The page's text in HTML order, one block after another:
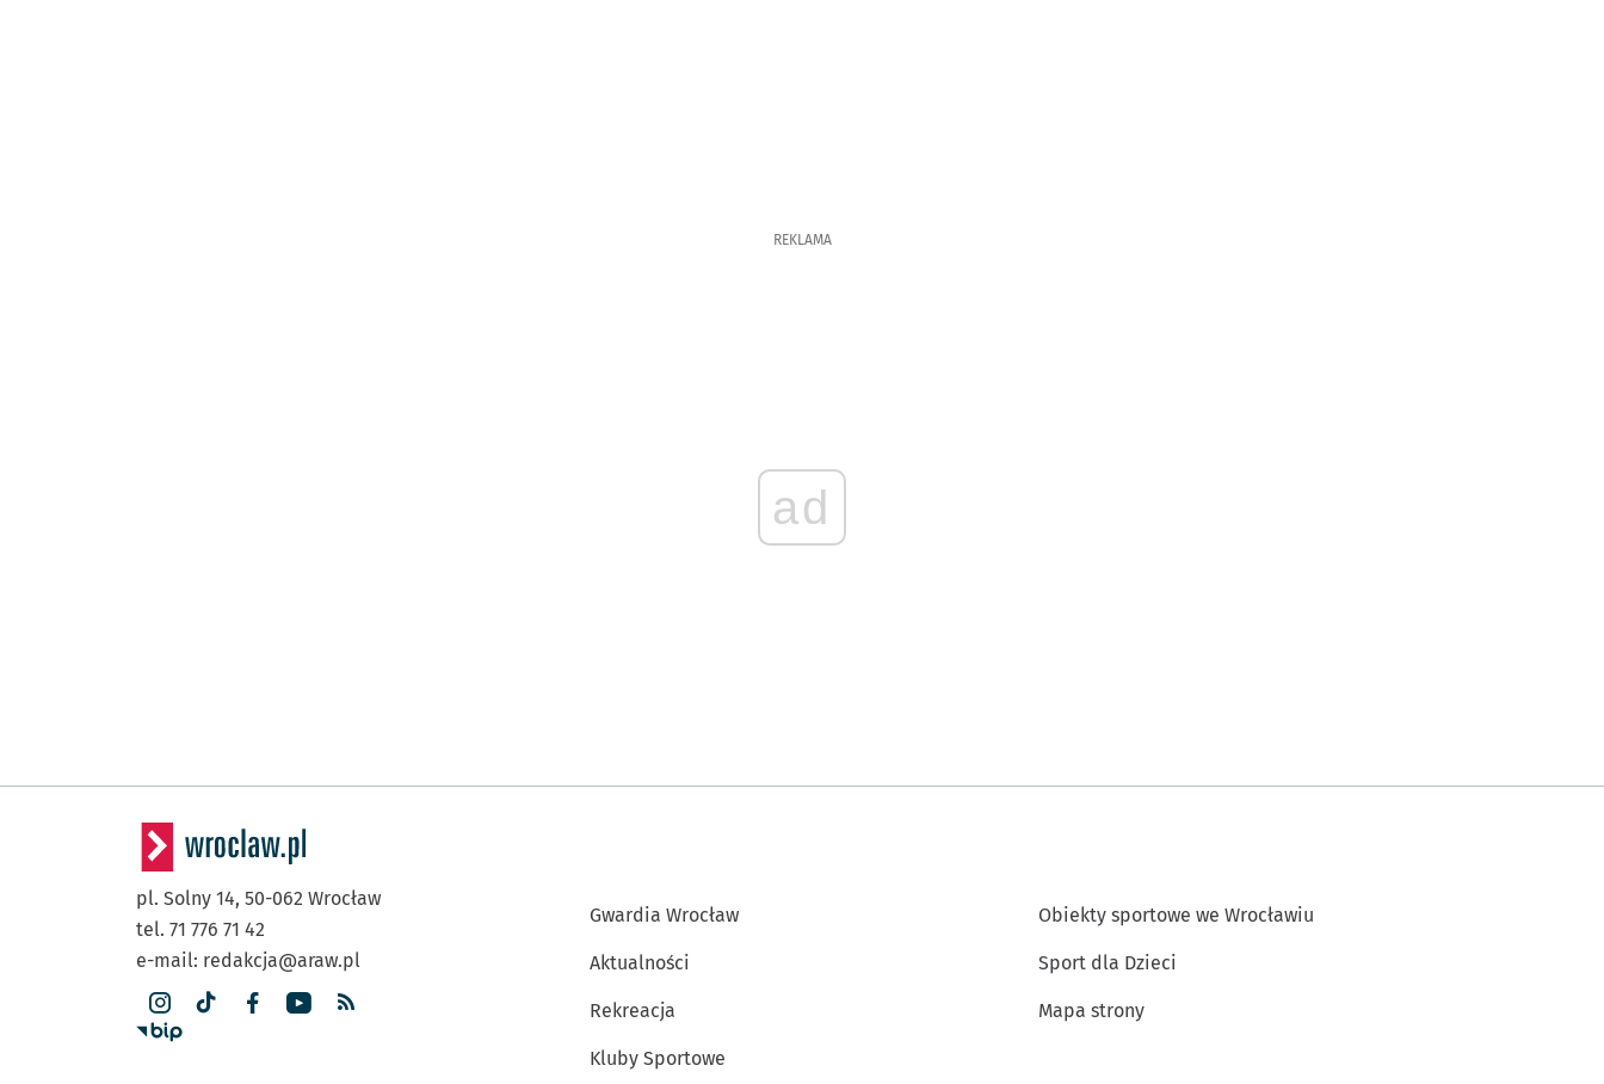
REKLAMA
ad
pl. Solny 14, 50-062 Wrocław
tel. 71 776 71 42
e-mail: redakcja@araw.pl
Gwardia Wrocław
Aktualności
Rekreacja
Kluby Sportowe
Obiekty sportowe we Wrocławiu
Sport dla Dzieci
Mapa strony